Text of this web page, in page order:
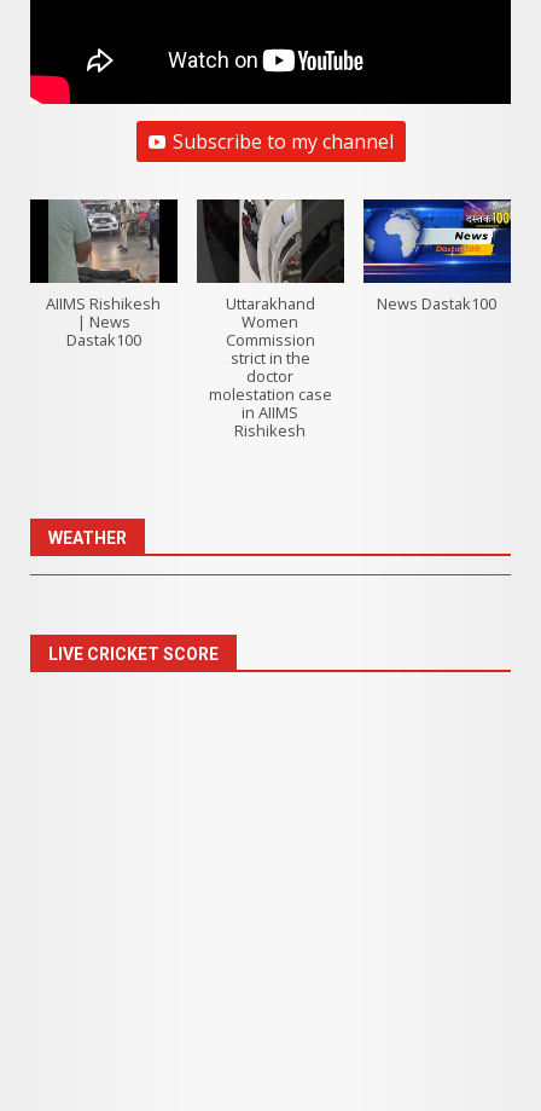
Subscribe to my channel
AIIMS Rishikesh
| News
Dastak100
Uttarakhand
Women
Commission
strict in the
doctor
molestation case
in AIIMS
Rishikesh
News Dastak100
WEATHER
LIVE CRICKET SCORE